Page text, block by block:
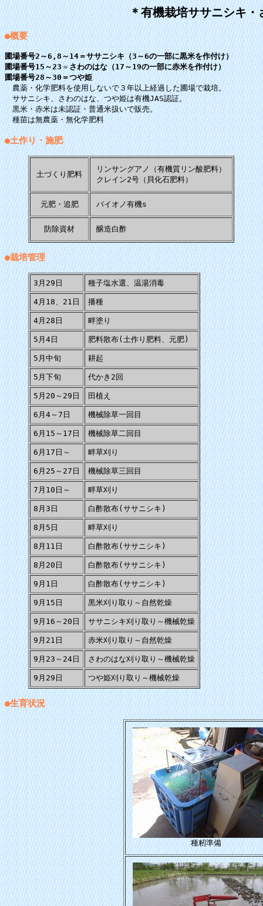
＊有機栽培ササニシキ
●概要
圃場番号2～6,8～14＝ササニシキ（3～6の一部に黒米を作付け）
圃場番号15～23＝さわのはな（17～19の一部に赤米を作付け）
圃場番号28～30＝つや姫
農薬・化学肥料を使用しないで３年以上経過した圃場で栽培。
ササニシキ、さわのはな、つや姫は有機JAS認証。
黒米・赤米は未認証・普通米扱いで販売。
種苗は無農薬・無化学肥料
●土作り・施肥
土づくり肥料
リンサングアノ（有機質リン酸肥料）
クレイン2号（貝化石肥料）
元肥・追肥 バイオノ有機s
防除資材 醸造白酢
●栽培管理
3月29日 種子塩水選、温湯消毒
4月18、21日 播種
4月28日 畔塗り
5月4日 肥料散布(土作り肥料、元肥)
5月中旬 耕起
5月下旬 代かき2回
5月20～29日 田植え
6月4～7日 機械除草一回目
6月15～17日 機械除草二回目
6月17日～ 畔草刈り
6月25～27日 機械除草三回目
7月10日～ 畔草刈り
8月3日 白酢散布(ササニシキ)
8月5日 畔草刈り
8月11日 白酢散布(ササニシキ)
8月20日 白酢散布(ササニシキ)
9月1日 白酢散布(ササニシキ)
9月15日 黒米刈り取り～自然乾燥
9月16～20日 ササニシキ刈り取り～機械乾燥
9月21日 赤米刈り取り～自然乾燥
9月23～24日 さわのはな刈り取り～機械乾燥
9月29日 つや姫刈り取り～機械乾燥
●生育状況
種籾準備